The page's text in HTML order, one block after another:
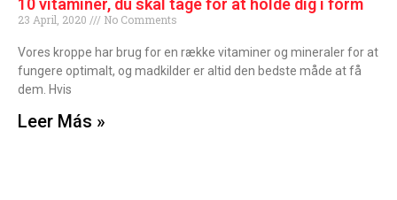
10 vitaminer, du skal tage for at holde dig i form
23 April, 2020 No Comments
Vores kroppe har brug for en række vitaminer og mineraler for at
fungere optimalt, og madkilder er altid den bedste måde at få
dem. Hvis
Leer Más »